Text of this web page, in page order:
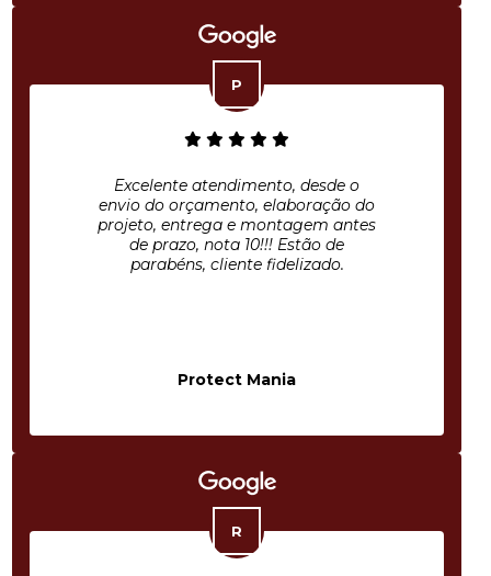
Excelente atendimento, desde o
envio do orçamento, elaboração do
projeto, entrega e montagem antes
de prazo, nota 10!!! Estão de
parabéns, cliente fidelizado.
Protect Mania